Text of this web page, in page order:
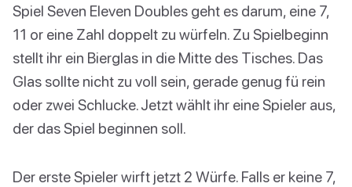
Spiel Seven Eleven Doubles geht es darum, eine 7,
11 or eine Zahl doppelt zu würfeln. Zu Spielbeginn
stellt ihr ein Bierglas in die Mitte des Tisches. Das
Glas sollte nicht zu voll sein, gerade genug fü rein
oder zwei Schlucke. Jetzt wählt ihr eine Spieler aus,
der das Spiel beginnen soll.
Der erste Spieler wirft jetzt 2 Würfe. Falls er keine 7,